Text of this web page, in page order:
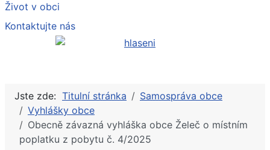
Život v obci
Kontaktujte nás
Jste zde: Titulní stránka
Samospráva obce
Vyhlášky obce
Obecně závazná vyhláška obce Želeč o místním
poplatku z pobytu č. 4/2025